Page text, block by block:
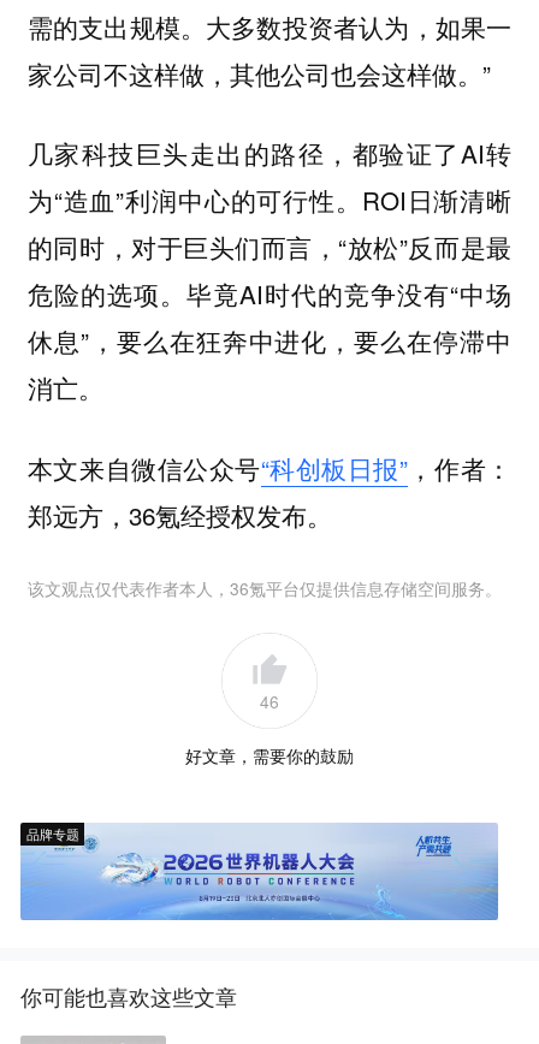
需的支出规模。大多数投资者认为，如果一
家公司不这样做，其他公司也会这样做。”
几家科技巨头走出的路径，都验证了AI转
为“造血”利润中心的可行性。ROI日渐清晰
的同时，对于巨头们而言，“放松”反而是最
危险的选项。毕竟AI时代的竞争没有“中场
休息”，要么在狂奔中进化，要么在停滞中
消亡。
本文来自微信公众号“科创板日报”，作者：
郑远方，36氪经授权发布。
该文观点仅代表作者本人，36氪平台仅提供信息存储空间服务。
46
好文章，需要你的鼓励
品牌专题
你可能也喜欢这些文章